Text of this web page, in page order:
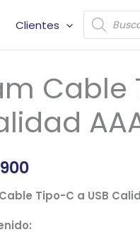
Clientes
Búsqueda
de
productos
Cable
Tipo-C a USB